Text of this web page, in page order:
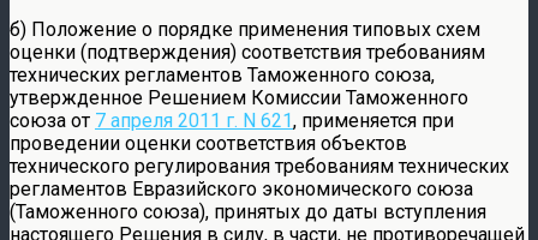
б) Положение о порядке применения типовых схем
оценки (подтверждения) соответствия требованиям
технических регламентов Таможенного союза,
утвержденное Решением Комиссии Таможенного
союза от 7 апреля 2011 г. N 621, применяется при
проведении оценки соответствия объектов
технического регулирования требованиям технических
регламентов Евразийского экономического союза
(Таможенного союза), принятых до даты вступления
настоящего Решения в силу, в части, не противоречащей